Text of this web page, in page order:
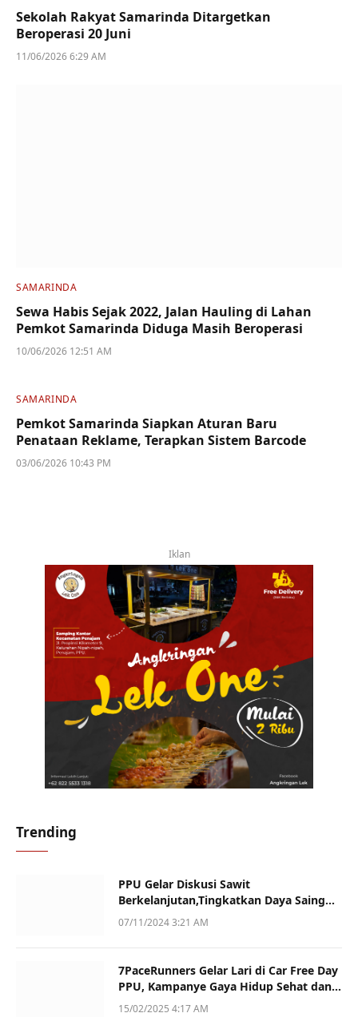
Sekolah Rakyat Samarinda Ditargetkan
Beroperasi 20 Juni
11/06/2026 6:29 AM
SAMARINDA
Sewa Habis Sejak 2022, Jalan Hauling di Lahan
Pemkot Samarinda Diduga Masih Beroperasi
10/06/2026 12:51 AM
SAMARINDA
Pemkot Samarinda Siapkan Aturan Baru
Penataan Reklame, Terapkan Sistem Barcode
03/06/2026 10:43 PM
Iklan
Trending
PPU Gelar Diskusi Sawit
Berkelanjutan,Tingkatkan Daya Saing
dan Kualitas
07/11/2024 3:21 AM
7PaceRunners Gelar Lari di Car Free Day
PPU, Kampanye Gaya Hidup Sehat dan
Dukung UMKM
15/02/2025 4:17 AM